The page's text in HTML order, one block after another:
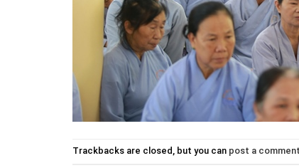
Trackbacks are closed, but you can post a comment